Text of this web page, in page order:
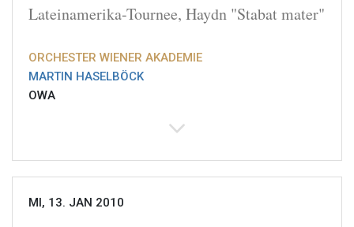
Lateinamerika-Tournee, Haydn "Stabat mater"
ORCHESTER WIENER AKADEMIE
MARTIN HASELBÖCK
OWA
MI, 13. JAN 2010